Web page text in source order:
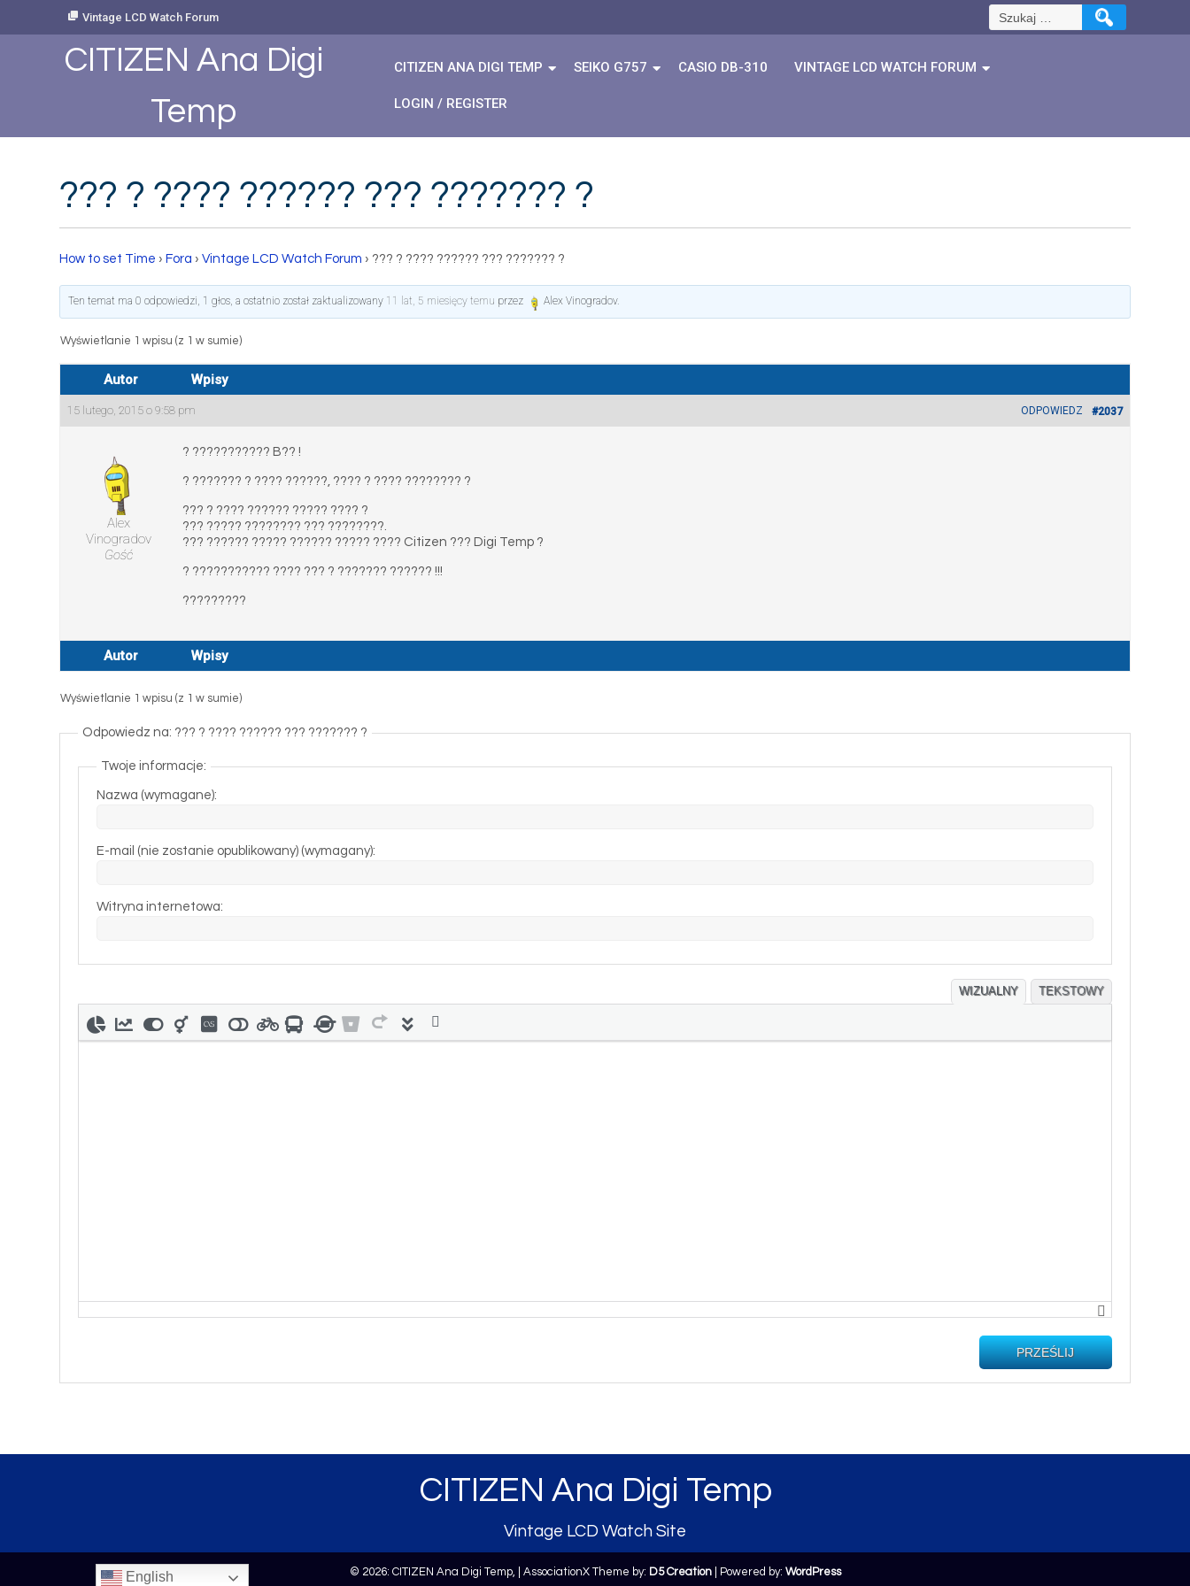
Vintage LCD Watch Forum Szukaj:
CITIZEN Ana Digi
Temp
CITIZEN ANA DIGI TEMP SEIKO G757 CASIO DB-310 VINTAGE LCD WATCH FORUM
LOGIN / REGISTER
??? ? ???? ?????? ??? ??????? ?
How to set Time › Fora › Vintage LCD Watch Forum › ??? ? ???? ?????? ??? ??????? ?
Ten temat ma 0 odpowiedzi, 1 głos, a ostatnio został zaktualizowany 11 lat, 5 miesięcy temu przez Alex Vinogradov.
Wyświetlanie 1 wpisu (z 1 w sumie)
Autor Wpisy
15 lutego, 2015 o 9:58 pm #2037
ODPOWIEDZ
Alex
Vinogradov
Gość
? ??????????? B?? !
? ??????? ? ???? ??????, ???? ? ???? ???????? ?
??? ? ???? ?????? ????? ???? ?
??? ????? ???????? ??? ????????.
??? ?????? ????? ?????? ????? ???? Citizen ??? Digi Temp ?
? ??????????? ???? ??? ? ??????? ?????? !!!
?????????
Autor Wpisy
Wyświetlanie 1 wpisu (z 1 w sumie)
Odpowiedz na: ??? ? ???? ?????? ??? ??????? ?
Twoje informacje:
Nazwa (wymagane):
E-mail (nie zostanie opublikowany) (wymagany):
Witryna internetowa:
WIZUALNY TEKSTOWY
PRZEŚLIJ
CITIZEN Ana Digi Temp
Vintage LCD Watch Site
© 2026: CITIZEN Ana Digi Temp, | AssociationX Theme by: D5 Creation| Powered by: WordPress
English